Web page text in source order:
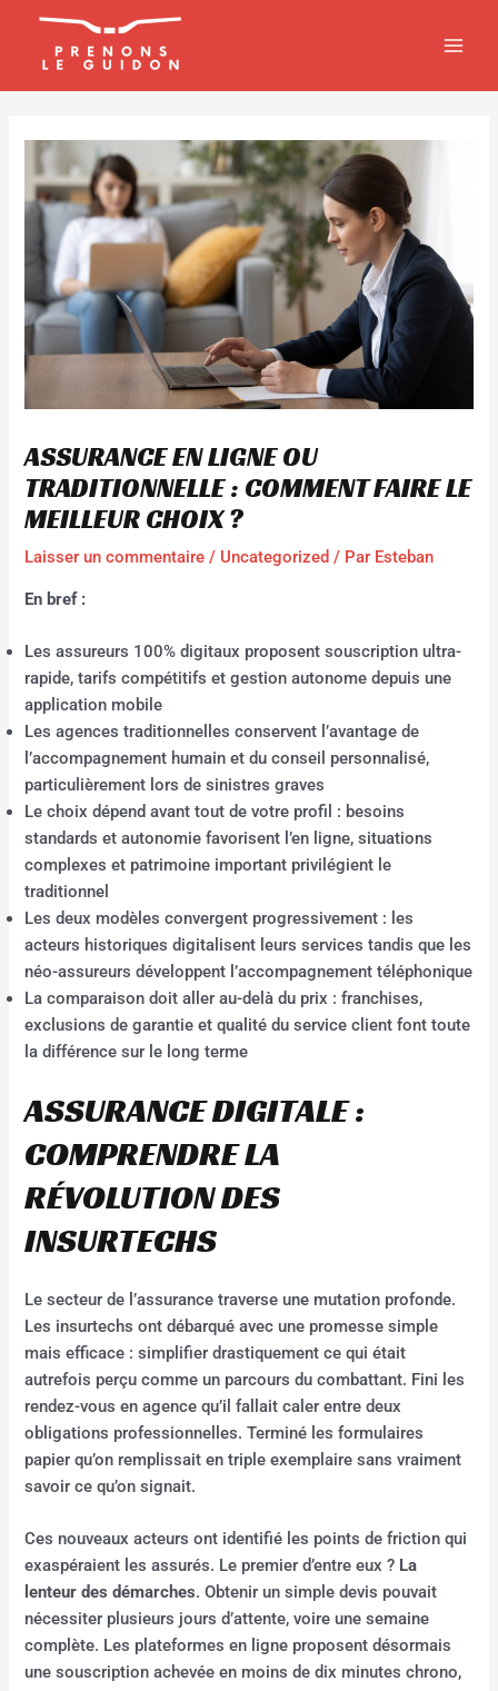
contenu
ASSURANCE EN LIGNE OU
TRADITIONNELLE : COMMENT FAIRE LE
MEILLEUR CHOIX ?
Laisser un commentaire / Uncategorized / Par Esteban
En bref :
Les assureurs 100% digitaux proposent souscription ultra-
rapide, tarifs compétitifs et gestion autonome depuis une
application mobile
Les agences traditionnelles conservent l’avantage de
l’accompagnement humain et du conseil personnalisé,
particulièrement lors de sinistres graves
Le choix dépend avant tout de votre profil : besoins
standards et autonomie favorisent l’en ligne, situations
complexes et patrimoine important privilégient le
traditionnel
Les deux modèles convergent progressivement : les
acteurs historiques digitalisent leurs services tandis que les
néo-assureurs développent l’accompagnement téléphonique
La comparaison doit aller au-delà du prix : franchises,
exclusions de garantie et qualité du service client font toute
la différence sur le long terme
ASSURANCE DIGITALE :
COMPRENDRE LA
RÉVOLUTION DES
INSURTECHS
Le secteur de l’assurance traverse une mutation profonde.
Les insurtechs ont débarqué avec une promesse simple
mais efficace : simplifier drastiquement ce qui était
autrefois perçu comme un parcours du combattant. Fini les
rendez-vous en agence qu’il fallait caler entre deux
obligations professionnelles. Terminé les formulaires
papier qu’on remplissait en triple exemplaire sans vraiment
savoir ce qu’on signait.
Ces nouveaux acteurs ont identifié les points de friction qui
exaspéraient les assurés. Le premier d’entre eux ? La
lenteur des démarches. Obtenir un simple devis pouvait
nécessiter plusieurs jours d’attente, voire une semaine
complète. Les plateformes en ligne proposent désormais
une souscription achevée en moins de dix minutes chrono,